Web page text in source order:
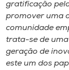
gratificação
promover uma
comunidade
trata-se de
geração de
este um dos